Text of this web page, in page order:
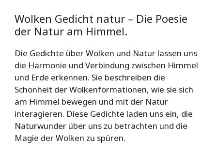
Wolken Gedicht natur – Die Poesie
der Natur am Himmel.
Die Gedichte über Wolken und Natur lassen uns
die Harmonie und Verbindung zwischen Himmel
und Erde erkennen. Sie beschreiben die
Schönheit der Wolkenformationen, wie sie sich
am Himmel bewegen und mit der Natur
interagieren. Diese Gedichte laden uns ein, die
Naturwunder über uns zu betrachten und die
Magie der Wolken zu spüren.